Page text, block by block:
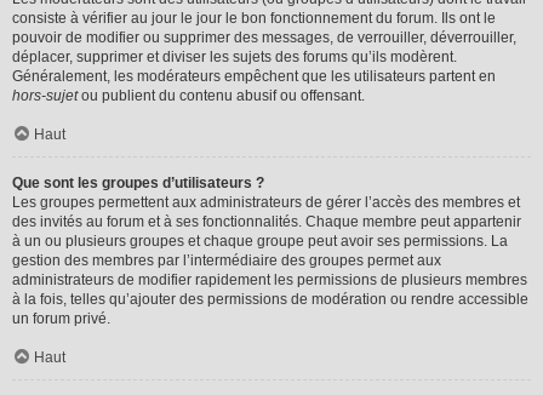
consiste à vérifier au jour le jour le bon fonctionnement du forum. Ils ont le
pouvoir de modifier ou supprimer des messages, de verrouiller, déverrouiller,
déplacer, supprimer et diviser les sujets des forums qu’ils modèrent.
Généralement, les modérateurs empêchent que les utilisateurs partent en
hors-sujetou publient du contenu abusif ou offensant.
Haut
Que sont les groupes d’utilisateurs ?
Les groupes permettent aux administrateurs de gérer l’accès des membres et
des invités au forum et à ses fonctionnalités. Chaque membre peut appartenir
à un ou plusieurs groupes et chaque groupe peut avoir ses permissions. La
gestion des membres par l’intermédiaire des groupes permet aux
administrateurs de modifier rapidement les permissions de plusieurs membres
à la fois, telles qu’ajouter des permissions de modération ou rendre accessible
un forum privé.
Haut